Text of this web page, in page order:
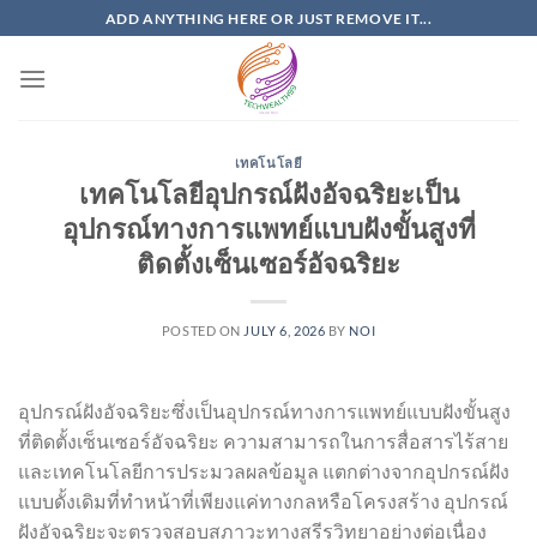
to
content
ADD ANYTHING HERE OR JUST REMOVE IT...
เทคโนโลยี
เทคโนโลยีอุปกรณ์ฝังอัจฉริยะเป็น
อุปกรณ์ทางการแพทย์แบบฝังขั้นสูงที่
ติดตั้งเซ็นเซอร์อัจฉริยะ
POSTED ON JULY 6, 2026 BY NOI
อุปกรณ์ฝังอัจฉริยะซึ่งเป็นอุปกรณ์ทางการแพทย์แบบฝังขั้นสูง
ที่ติดตั้งเซ็นเซอร์อัจฉริยะ ความสามารถในการสื่อสารไร้สาย
และเทคโนโลยีการประมวลผลข้อมูล แตกต่างจากอุปกรณ์ฝัง
แบบดั้งเดิมที่ทำหน้าที่เพียงแค่ทางกลหรือโครงสร้าง อุปกรณ์
ฝังอัจฉริยะจะตรวจสอบสภาวะทางสรีรวิทยาอย่างต่อเนื่อง